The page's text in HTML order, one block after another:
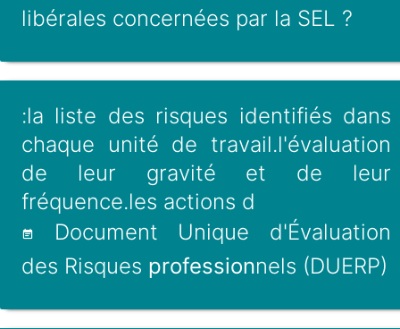
libérales concernées par la SEL ?
:la liste des risques identifiés dans
chaque unité de travail.l'évaluation
de leur gravité et de leur
fréquence.les actions d
Document Unique d'Évaluation
des Risques professionnels (DUERP)